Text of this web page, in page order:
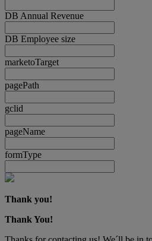
DB Annual Revenue
DB Employee size
marketoTarget
pagePath
gclid
pageName
formType
Thank you!
Thank You!